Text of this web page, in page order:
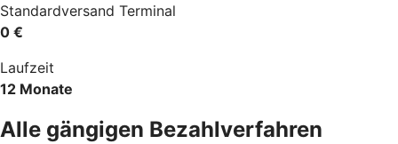
Standardversand Terminal
0 €
Laufzeit
12 Monate
Alle gängigen Bezahlverfahren